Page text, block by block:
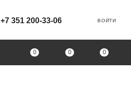
+7 351 200-33-06 ВОЙТИ
0 0 0